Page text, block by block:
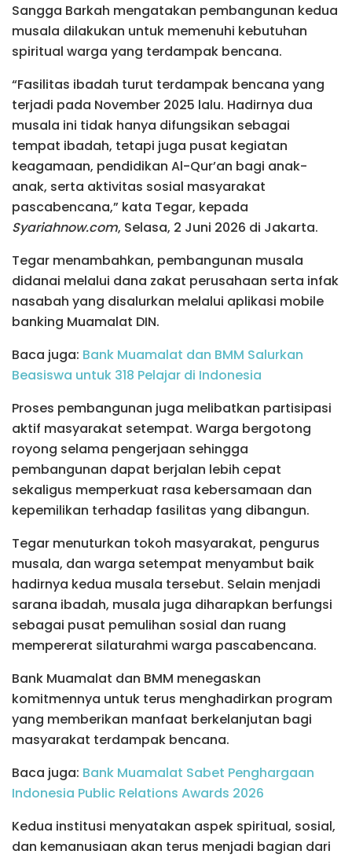
Sangga Barkah mengatakan pembangunan kedua
musala dilakukan untuk memenuhi kebutuhan
spiritual warga yang terdampak bencana.
“Fasilitas ibadah turut terdampak bencana yang
terjadi pada November 2025 lalu. Hadirnya dua
musala ini tidak hanya difungsikan sebagai
tempat ibadah, tetapi juga pusat kegiatan
keagamaan, pendidikan Al-Qur’an bagi anak-
anak, serta aktivitas sosial masyarakat
pascabencana,” kata Tegar, kepada
Syariahnow.com, Selasa, 2 Juni 2026 di Jakarta.
Tegar menambahkan, pembangunan musala
didanai melalui dana zakat perusahaan serta infak
nasabah yang disalurkan melalui aplikasi mobile
banking Muamalat DIN.
Baca juga: Bank Muamalat dan BMM Salurkan
Beasiswa untuk 318 Pelajar di Indonesia
Proses pembangunan juga melibatkan partisipasi
aktif masyarakat setempat. Warga bergotong
royong selama pengerjaan sehingga
pembangunan dapat berjalan lebih cepat
sekaligus memperkuat rasa kebersamaan dan
kepemilikan terhadap fasilitas yang dibangun.
Tegar menuturkan tokoh masyarakat, pengurus
musala, dan warga setempat menyambut baik
hadirnya kedua musala tersebut. Selain menjadi
sarana ibadah, musala juga diharapkan berfungsi
sebagai pusat pemulihan sosial dan ruang
mempererat silaturahmi warga pascabencana.
Bank Muamalat dan BMM menegaskan
komitmennya untuk terus menghadirkan program
yang memberikan manfaat berkelanjutan bagi
masyarakat terdampak bencana.
Baca juga: Bank Muamalat Sabet Penghargaan
Indonesia Public Relations Awards 2026
Kedua institusi menyatakan aspek spiritual, sosial,
dan kemanusiaan akan terus menjadi bagian dari